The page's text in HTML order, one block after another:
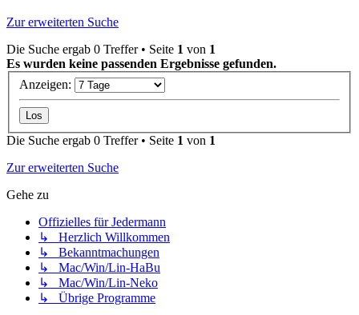
Zur erweiterten Suche
Die Suche ergab 0 Treffer • Seite 1 von 1
Es wurden keine passenden Ergebnisse gefunden.
Anzeigen:
Die Suche ergab 0 Treffer • Seite 1 von 1
Zur erweiterten Suche
Gehe zu
Offizielles für Jedermann
↳ Herzlich Willkommen
↳ Bekanntmachungen
↳ Mac/Win/Lin-HaBu
↳ Mac/Win/Lin-Neko
↳ Übrige Programme